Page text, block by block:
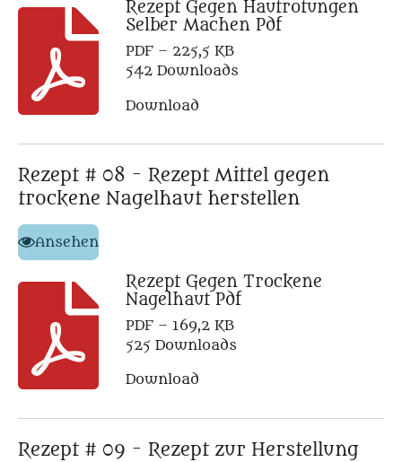
Rezept Gegen Hautrotungen
Selber Machen Pdf
PDF – 225,5 KB
542 Downloads
Download
Rezept # 08 - Rezept Mittel gegen
trockene Nagelhaut herstellen
Ansehen
Rezept Gegen Trockene
Nagelhaut Pdf
PDF – 169,2 KB
525 Downloads
Download
Rezept # 09 - Rezept zur Herstellung